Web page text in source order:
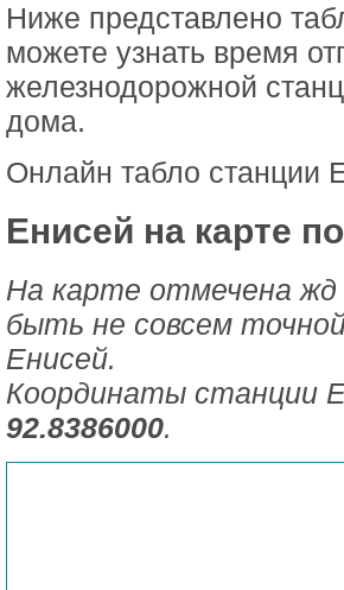
Ниже представлено
можете узнать время
железнодорожной
дома.
Онлайн табло станции
Енисей на карте
На карте отмечена
быть не совсем
Енисей.
Координаты станции
92.8386000.